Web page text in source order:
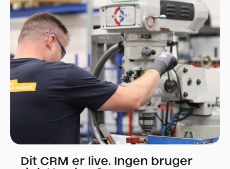
Dit CRM er live. Ingen bruger